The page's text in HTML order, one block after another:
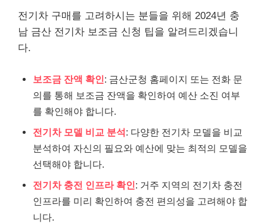
전기차 구매를 고려하시는 분들을 위해 2024년 충
남 금산 전기차 보조금 신청 팁을 알려드리겠습니
다.
보조금 잔액 확인: 금산군청 홈페이지 또는 전화 문
의를 통해 보조금 잔액을 확인하여 예산 소진 여부
를 확인해야 합니다.
전기차 모델 비교 분석: 다양한 전기차 모델을 비교
분석하여 자신의 필요와 예산에 맞는 최적의 모델을
선택해야 합니다.
전기차 충전 인프라 확인: 거주 지역의 전기차 충전
인프라를 미리 확인하여 충전 편의성을 고려해야 합
니다.